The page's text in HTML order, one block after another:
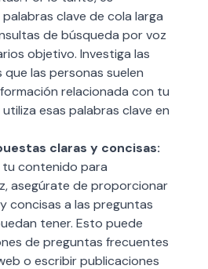
clave de cola larga
de búsqueda por voz
objetivo. Investiga las
las personas suelen
relacionada con tu
esas palabras clave en
claras y concisas:
contenido para
asegúrate de proporcionar
concisas a las preguntas
tener. Esto puede
de preguntas frecuentes
o escribir publicaciones